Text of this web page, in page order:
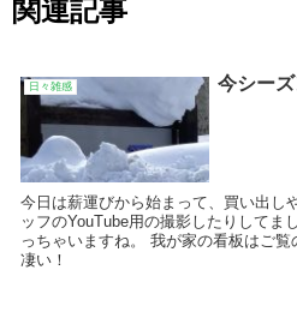
関連記事
日々雑感 今シー
今日は薪運びから始まって、買い出し
ッフのYouTube用の撮影したりしてま
っちゃいますね。 我が家の看板はご
凄い！